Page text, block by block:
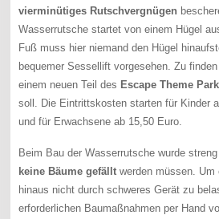
vierminütiges Rutschvergnügen
Wasserrutsche startet von einem Hügel
Fuß muss hier niemand den Hügel
bequemer Sessellift vorgesehen. Zu
einem neuen Teil des Escape Theme
soll. Die Eintrittskosten starten für Kinder
und für Erwachsene ab 15,50 Euro.
Beim Bau der Wasserrutsche wurde
keine Bäume gefällt werden müssen. Um
hinaus nicht durch schweres Gerät zu
erforderlichen Baumaßnahmen per Hand